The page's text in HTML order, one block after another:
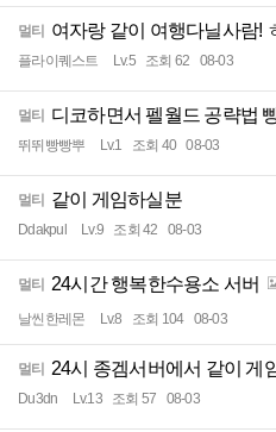
멀티 여자랑 같이 여행다닐사람!
플라이퀘스트 Lv.5 조회 62 08-03
멀티 디코하면서 펠월드 공략법
뛰뛰빵빵뿌 Lv.1 조회 40 08-03
멀티 같이 게임하실분
Ddakpul Lv.9 조회 42 08-03
멀티 24시간 행복한수용소 서버
날씬한레몬 Lv.8 조회 104 08-03
멀티 24시 종겜서버에서 같이 게
Du3dn Lv.13 조회 57 08-03